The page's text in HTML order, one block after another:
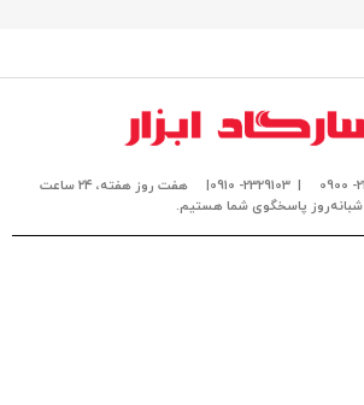
| 2329103- 0910|
هفت روز هفته، ۲۴ ساعت
شبانه‌روز پاسخگوی شما هستیم.